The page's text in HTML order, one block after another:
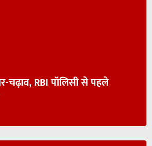
चढ़ाव, RBI पॉलिसी से पहले